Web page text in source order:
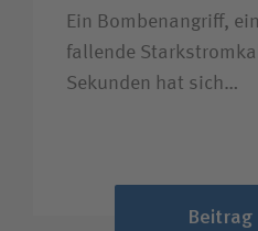
Ein Bombenangriff,
fallende
Sekunden hat sich…